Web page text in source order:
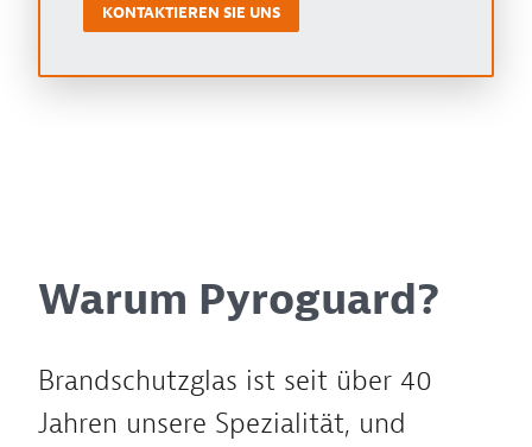
KONTAKTIEREN SIE UNS
Warum Pyroguard?
Brandschutzglas ist seit über 40
Jahren unsere Spezialität, und